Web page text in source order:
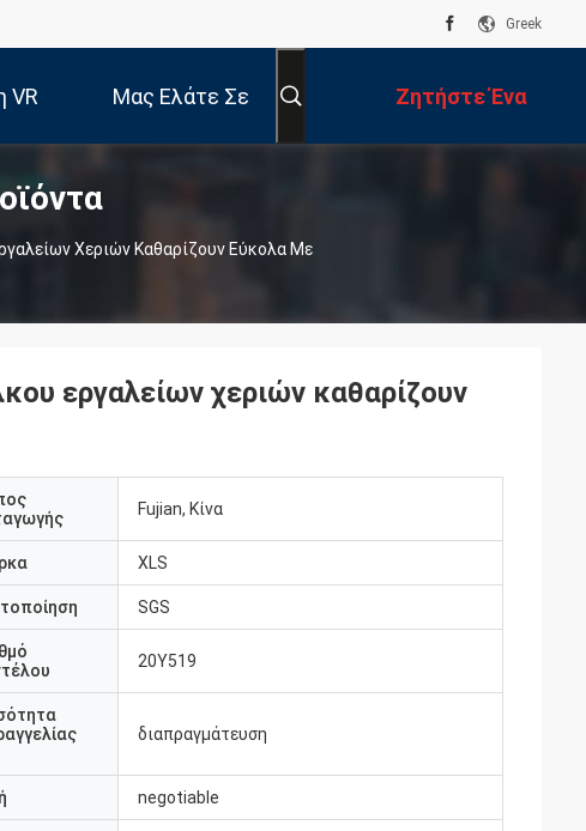
Greek
VR Μας Ελάτε Σε Ζητήστε Ένα
Απόσπασμα
Χεριών Καθαρίζουν Εύκολα Με
εργαλείων χεριών καθαρίζουν
Fujian, Κίνα
XLS
SGS
20Y519
διαπραγμάτευση
negotiable